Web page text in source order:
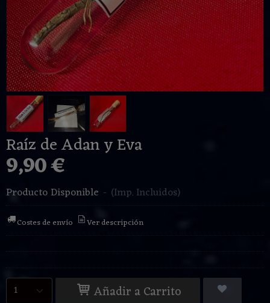
Raíz de Adan y Eva
9,90 €
Producto Disponible - (Imp. Incluidos)
Costes de envío Ver descripción
Añadir a Carrito